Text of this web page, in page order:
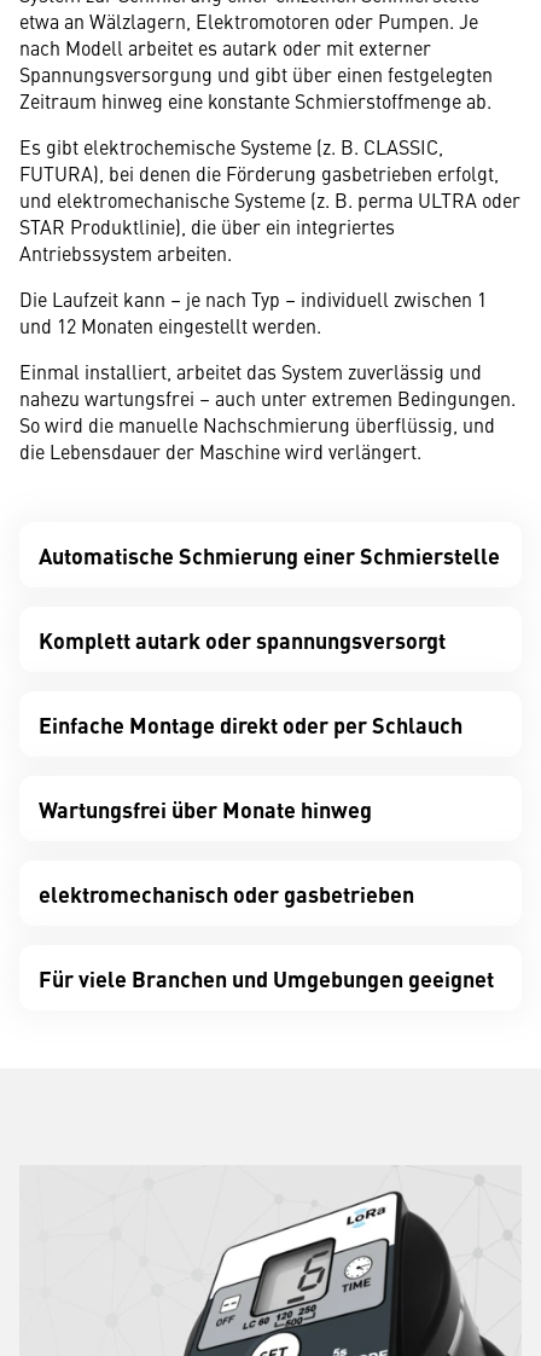
etwa an Wälzlagern, Elektromotoren oder Pumpen. Je
nach Modell arbeitet es autark oder mit externer
Spannungsversorgung und gibt über einen festgelegten
Zeitraum hinweg eine konstante Schmierstoffmenge ab.
Es gibt elektrochemische Systeme (z. B. CLASSIC,
FUTURA), bei denen die Förderung gasbetrieben erfolgt,
und elektromechanische Systeme (z. B. perma ULTRA oder
STAR Produktlinie), die über ein integriertes
Antriebssystem arbeiten.
Die Laufzeit kann – je nach Typ – individuell zwischen 1
und 12 Monaten eingestellt werden.
Einmal installiert, arbeitet das System zuverlässig und
nahezu wartungsfrei – auch unter extremen Bedingungen.
So wird die manuelle Nachschmierung überflüssig, und
die Lebensdauer der Maschine wird verlängert.
Automatische Schmierung einer Schmierstelle
Komplett autark oder spannungsversorgt
Einfache Montage direkt oder per Schlauch
Wartungsfrei über Monate hinweg
elektromechanisch oder gasbetrieben
Für viele Branchen und Umgebungen geeignet